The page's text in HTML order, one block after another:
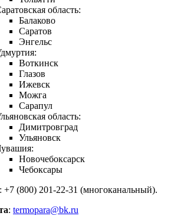
область:
Балаково
Саратов
Энгельс
Воткинск
Глазов
Ижевск
Можга
Сарапул
область:
Димитровград
Ульяновск
Новочебоксарск
Чебоксары
: +7 (800) 201-22-31 (многоканальный).
: termopara@bk.ru